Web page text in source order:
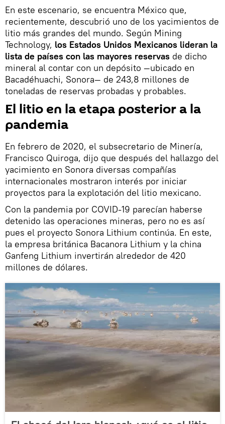
En este escenario, se encuentra México que,
recientemente, descubrió uno de los yacimientos de
litio más grandes del mundo. Según Mining
Technology, los Estados Unidos Mexicanos lideran la
lista de países con las mayores reservas de dicho
mineral al contar con un depósito —ubicado en
Bacadéhuachi, Sonora— de 243,8 millones de
toneladas de reservas probadas y probables.
El litio en la etapa posterior a la
pandemia
En febrero de 2020, el subsecretario de Minería,
Francisco Quiroga, dijo que después del hallazgo del
yacimiento en Sonora diversas compañías
internacionales mostraron interés por iniciar
proyectos para la explotación del litio mexicano.
Con la pandemia por COVID-19 parecían haberse
detenido las operaciones mineras, pero no es así
pues el proyecto Sonora Lithium continúa. En este,
la empresa británica Bacanora Lithium y la china
Ganfeng Lithium invertirán alrededor de 420
millones de dólares.